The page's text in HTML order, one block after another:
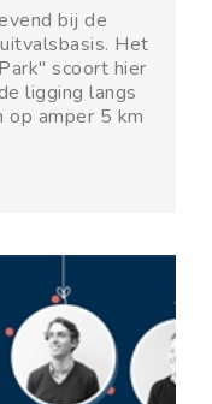
bij de
Het
scoort hier
ligging langs
op amper 5 km